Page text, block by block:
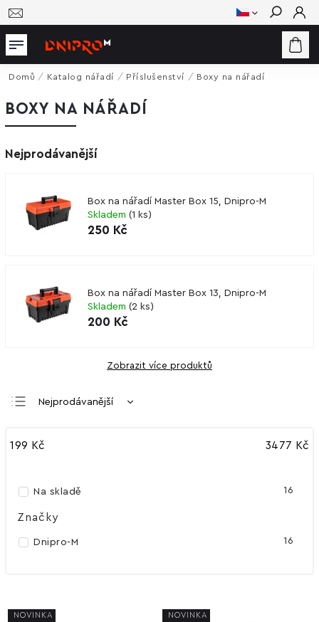
Hledat
Domů / Katalog nářadí / Příslušenství / Boxy na nářadí
BOXY NA NÁŘADÍ
Nejprodávanější
Box na nářadí Master Box 15, Dnipro-M
Skladem (1 ks)
250 Kč
Box na nářadí Master Box 13, Dnipro-M
Skladem (2 ks)
200 Kč
Zobrazit více produktů
Nejprodávanější
Nejdražší
199 Kč 3477 Kč
Na skladě 16
Značky
Dnipro-M 16
NOVINKA NOVINKA